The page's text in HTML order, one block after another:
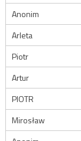
Anonim
Arleta
Piotr
Artur
PIOTR
Mirosław